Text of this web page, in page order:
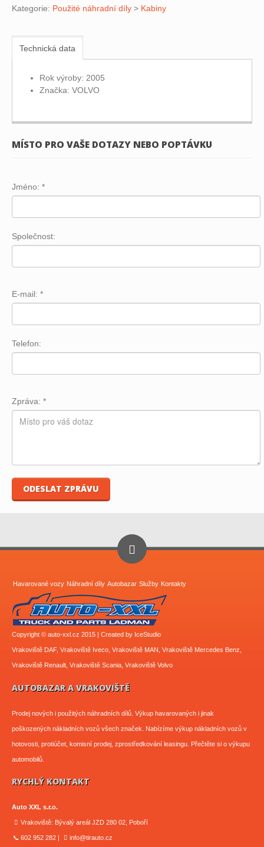
Kategorie: Použité náhradní díly > Kabiny
Technická data
Rok výroby: 2005
Značka: VOLVO
MÍSTO PRO VAŠE DOTAZY NEBO POPTÁVKU
Jméno: *
Společnost:
E-mail: *
Telefon:
Zpráva: *
Havarované vozy Náhradní díly Autobazar Služby Kontakty
Copyright © auto-xxl.cz 2015 | Created by IceStudio
Vrakoviště DAF, Vrakoviště Iveco Vrakoviště MAN Vrakoviště Mercedes Benz
Vrakoviště Renault Vrakoviště Scania Vrakoviště Volvo
AUTOBAZAR A VRAKOVIŠTĚ
Prodej nových i použitých náhradních dílů. Výkup havarovaných i jinak
poškozených nákladních vozů všech značek. Nabízíme výkup nákladních vozů v
hotovosti, protiúčet, komisní prodej, zprostředkování leasingu. Přečtěte si o výkupu
automobilů.
RYCHLÝ KONTAKT
Auto XXL s.r.o.
Vrakoviště: Bývalý areál JZD 280 02, Poboří
602 952 282 | info@tirauto.cz